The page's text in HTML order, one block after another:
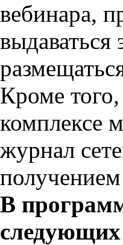
вебинара,
Кроме
комплексе
журнал
В
следующих